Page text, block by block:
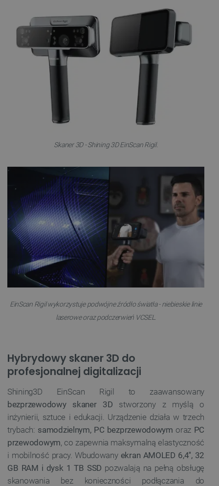
Skaner 3D - Shining 3D EinScan Rigil.
EinScan Rigil wykorzystuje podwójne źródło światła - niebieskie linie
laserowe oraz podczerwień VCSEL.
Hybrydowy skaner 3D do
profesjonalnej digitalizacji
Shining3D EinScan Rigil to zaawansowany
bezprzewodowy skaner 3D stworzony z myślą o
inżynierii, sztuce i edukacji. Urządzenie działa w trzech
trybach: samodzielnym, PC bezprzewodowym oraz PC
przewodowym, co zapewnia maksymalną elastyczność
i mobilność pracy. Wbudowany ekran AMOLED 6,4'', 32
GB RAM i dysk 1 TB SSD pozwalają na pełną obsługę
skanowania bez konieczności podłączania do